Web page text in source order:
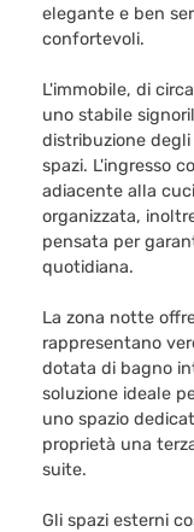
elegante e ben
confortevoli.
L'immobile, di
uno stabile
distribuzione
spazi. L'ingresso
adiacente alla
organizzata,
pensata per
quotidiana.
La zona notte
rappresentano
dotata di bagno
soluzione ideale
uno spazio
proprietà una
suite.
Gli spazi esterni